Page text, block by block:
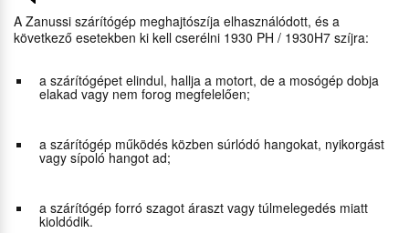
A Zanussi szárítógép meghajtószíja elhasználódott, és a
következő esetekben ki kell cserélni 1930 PH / 1930H7 szíjra:
a szárítógépet elindul, hallja a motort, de a mosógép dobja
elakad vagy nem forog megfelelően;
a szárítógép működés közben súrlódó hangokat, nyikorgást
vagy sípoló hangot ad;
a szárítógép forró szagot áraszt vagy túlmelegedés miatt
kioldódik.